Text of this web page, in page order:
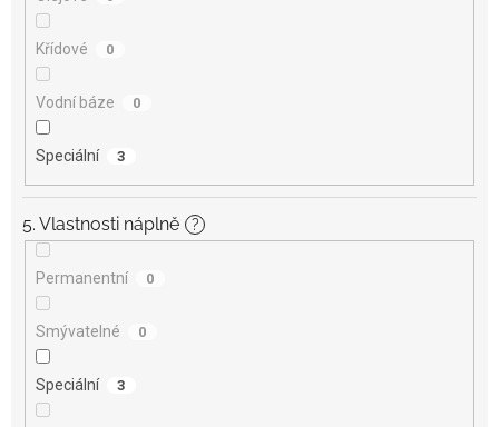
Křídové 0
Vodní báze 0
Speciální 3
5. Vlastnosti náplně ?
Permanentní 0
Smývatelné 0
Speciální 3